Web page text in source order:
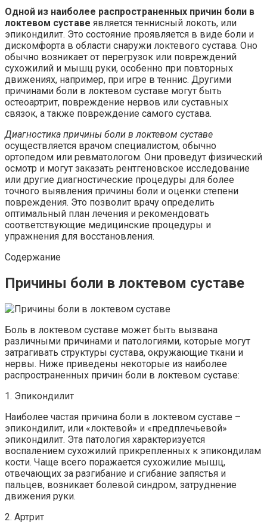
Одной из наиболее распространенных причин боли в
локтевом суставе является теннисный локоть, или
эпикондилит. Это состояние проявляется в виде боли и
дискомфорта в области снаружи локтевого сустава. Оно
обычно возникает от перегрузок или повреждений
сухожилий и мышц руки, особенно при повторных
движениях, например, при игре в теннис. Другими
причинами боли в локтевом суставе могут быть
остеоартрит, повреждение нервов или суставных
связок, а также повреждение самого сустава.
Диагностика причины боли в локтевом суставе
осуществляется врачом специалистом, обычно
ортопедом или ревматологом. Они проведут физический
осмотр и могут заказать рентгеновское исследование
или другие диагностические процедуры для более
точного выявления причины боли и оценки степени
повреждения. Это позволит врачу определить
оптимальный план лечения и рекомендовать
соответствующие медицинские процедуры и
упражнения для восстановления.
Содержание
Причины боли в локтевом суставе
Боль в локтевом суставе может быть вызвана
различными причинами и патологиями, которые могут
затрагивать структуры сустава, окружающие ткани и
нервы. Ниже приведены некоторые из наиболее
распространенных причин боли в локтевом суставе:
1. Эпикондилит
Наиболее частая причина боли в локтевом суставе –
эпикондилит, или «локтевой» и «предплечьевой»
эпикондилит. Эта патология характеризуется
воспалением сухожилий прикрепленных к эпикондилам
кости. Чаще всего поражается сухожилие мышц,
отвечающих за разгибание и сгибание запястья и
пальцев, возникает болевой синдром, затруднение
движения руки.
2. Артрит